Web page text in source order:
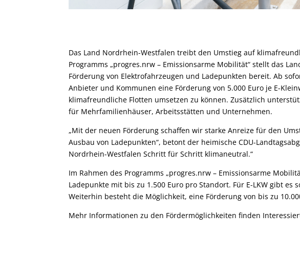
Das Land Nordrhein-Westfalen treibt den Umstieg auf
Programms „progres.nrw – Emissionsarme Mobilität“ stellt das
Förderung von Elektrofahrzeugen und Ladepunkten bereit. Ab
Anbieter und Kommunen eine Förderung von 5.000 Euro je E-
klimafreundliche Flotten umsetzen zu können. Zusätzlich
für Mehrfamilienhäuser, Arbeitsstätten und Unternehmen.
„Mit der neuen Förderung schaffen wir starke Anreize für den
Ausbau von Ladepunkten“, betont der heimische CDU-
Nordrhein-Westfalen Schritt für Schritt klimaneutral.“
Im Rahmen des Programms „progres.nrw – Emissionsarme
Ladepunkte mit bis zu 1.500 Euro pro Standort. Für E-LKW gibt es
Weiterhin besteht die Möglichkeit, eine Förderung von bis zu
Mehr Informationen zu den Fördermöglichkeiten finden